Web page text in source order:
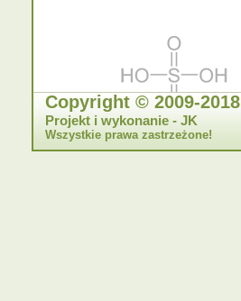
Copyright © 2009-2018
Projekt i wykonanie - JK
Wszystkie prawa zastrzeżone!